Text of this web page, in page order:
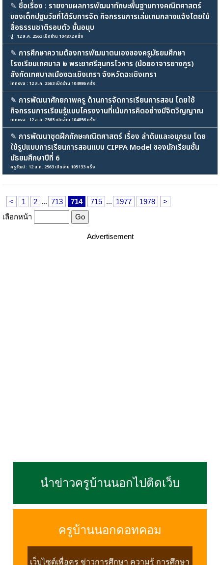
✎ ชื่อเรื่อง : รายงานผลการพัฒนาทักษะพื้นฐานทางคณิตศาสตร์
ของเด็กปฐมวัยที่ได้รับการจัด กิจกรรมการเล่นเกมกลางแจ้งโดยใช้
สื่อธรรมชาติรอบตัว ชั้นอนุบ
ปู : 12 ส.ค. 2563 เปิดอ่าน 104872 ครั้ง
✎ การศึกษาความต้องการพัฒนาตนเองของครูมัธยมศึกษา
โรงเรียนเทศบาล ๒ พระยาศรีสุนทรโวหาร (น้อยอาจารยางกูร)
สังกัดเทศบาลเมืองฉะเชิงเทรา จังหวัดฉะเชิงเทรา
innova : 12 ส.ค. 2563 เปิดอ่าน 104986 ครั้ง
✎ การพัฒนาศักยภาพครู ด้านการจัดการเรียนการสอน โดยใช้
กิจกรรมการเรียนรู้แบบโครงงานที่เน้นการคิดอย่างมีจิตวิญญาณ
innova : 12 ส.ค. 2563 เปิดอ่าน 104856 ครั้ง
✎ การพัฒนาชุดฝึกทักษะคณิตศาสตร์ เรื่อง ลำดับและอนุกรม โดย
ใช้รูปแบบการเรียนการสอนแบบ CIPPA Model ของนักเรียนชั้น
มัธยมศึกษาปีที่ 6
ครูวัฒน์ : 12 ส.ค. 2563 เปิดอ่าน 105133 ครั้ง
< 1 2 ... 713 714 715 ... 1977 1978
>
เลือกหน้า
Advertisement
นำข่าวครูบ้านนอกไปติดเว็บ
ครูบ้านนอกดอทคอม
เว็บไซต์เพื่อครู ข่าวการศึกษา ความรู้ การศึกษา